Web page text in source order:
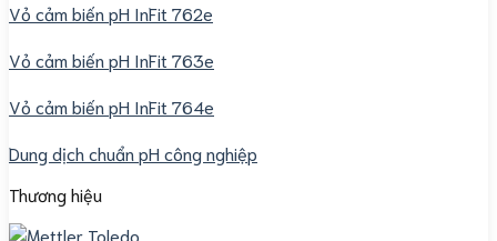
Vỏ cảm biến pH InFit 762e
Vỏ cảm biến pH InFit 763e
Vỏ cảm biến pH InFit 764e
Dung dịch chuẩn pH công nghiệp
Thương hiệu